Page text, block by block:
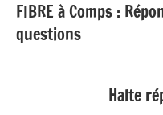
de
l’article
FIBRE à Comps :
questions
Halte